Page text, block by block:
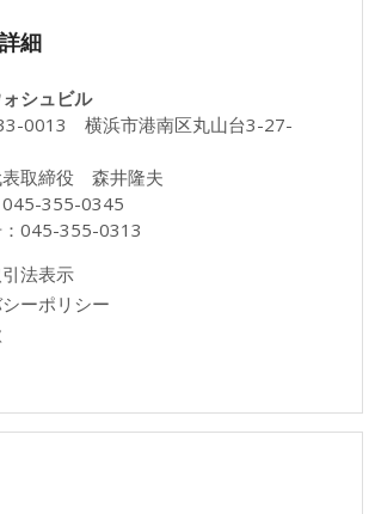
細
シュビル
0013 横浜市港南区丸山台3-27-
表取締役 森井隆夫
045-355-0345
：045-355-0313
法表示
ーポリシー